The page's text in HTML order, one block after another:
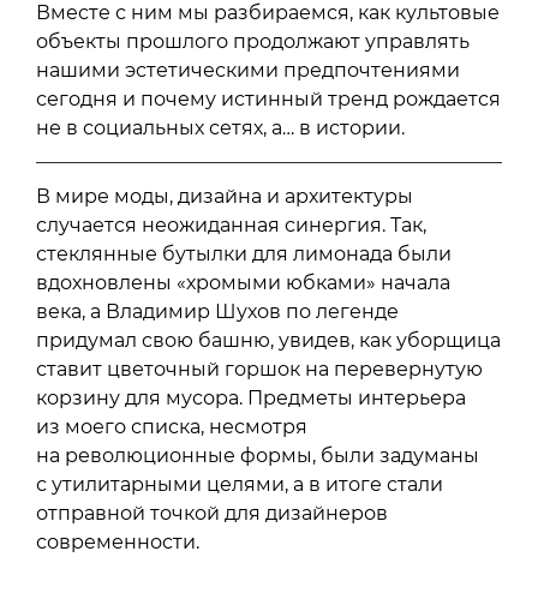
Вместе с ним мы разбираемся, как культовые
объекты прошлого продолжают управлять
нашими эстетическими предпочтениями
сегодня и почему истинный тренд рождается
не в социальных сетях, а… в истории.
В мире моды, дизайна и архитектуры
случается неожиданная синергия. Так,
стеклянные бутылки для лимонада были
вдохновлены «хромыми юбками» начала
века, а Владимир Шухов по легенде
придумал свою башню, увидев, как уборщица
ставит цветочный горшок на перевернутую
корзину для мусора. Предметы интерьера
из моего списка, несмотря
на революционные формы, были задуманы
с утилитарными целями, а в итоге стали
отправной точкой для дизайнеров
современности.